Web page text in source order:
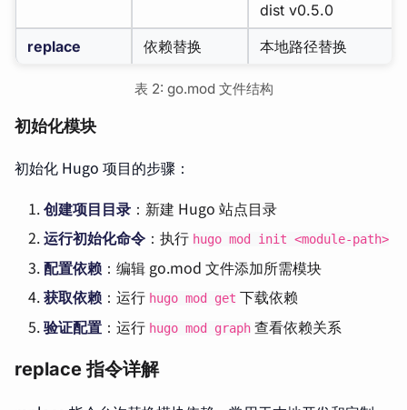
dist v0.5.0
replace
依赖替换 本地路径替换
表 2: go.mod 文件结构
初始化模块
初始化 Hugo 项目的步骤：
创建项目目录 ：新建 Hugo 站点目录
运行初始化命令 ：执行 hugo mod init <module-path>
配置依赖 ：编辑 go.mod 文件添加所需模块
获取依赖 ：运行 hugo mod get 下载依赖
验证配置 ：运行 hugo mod graph 查看依赖关系
replace 指令详解